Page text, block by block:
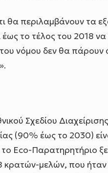
θα περιλαμβάνουν τα
το τέλος του 2018
νόμου δεν θα πάρουν
Σχεδίου
(90% έως το 2030)
Eco-Παρατηρητήριο
μελών, που